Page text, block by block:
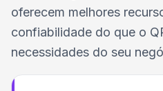
oferecem melhores
confiabilidade do que o
necessidades do seu